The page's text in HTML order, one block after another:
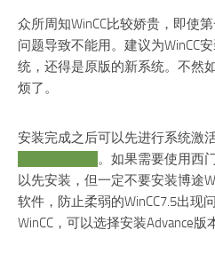
众所周知WinCC比较娇贵，即使
问题导致不能用。建议为WinCC
统，还得是原版的新系统。不然
烦了。
安装完成之后可以先进行系统激
。如果需要使用西
以先安装，但一定不要安装博途
软件，防止柔弱的WinCC7.5出现
WinCC，可以选择安装Advance版